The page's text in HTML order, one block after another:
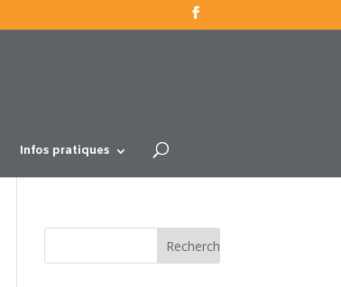
Infos pratiques